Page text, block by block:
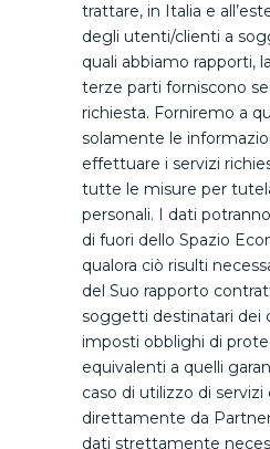
trattare, in Italia e
degli utenti/clienti a
quali abbiamo rapporti,
terze parti forniscono
richiesta. Forniremo a
solamente le
effettuare i servizi
tutte le misure per
personali. I dati
di fuori dello Spazio
qualora ciò risulti
del Suo rapporto
soggetti destinatari dei
imposti obblighi di
equivalenti a quelli
caso di utilizzo di servizi
direttamente da
dati strettamente